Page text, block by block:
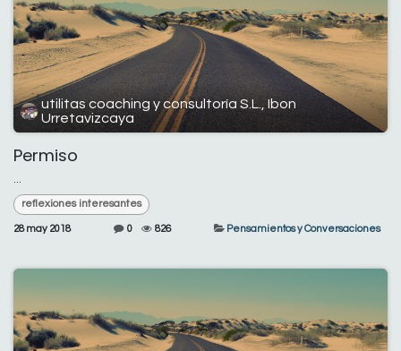
utilitas coaching y consultoría S.L., Ibon
Urretavizcaya
Permiso
...
reflexiones interesantes
28 may 2018 0 826 Pensamientos y Conversaciones